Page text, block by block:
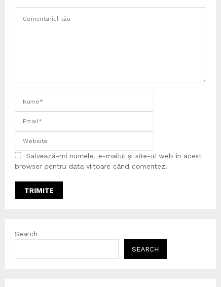
Salvează-mi numele, e-mailul și site-ul web în acest
browser pentru data viitoare când comentez.
Search
SEARCH